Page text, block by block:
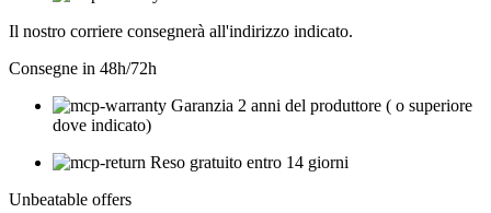
Il nostro corriere consegnerà all'indirizzo indicato.
Consegne in 48h/72h
Garanzia 2 anni del produttore ( o superiore
dove indicato)
Reso gratuito entro 14 giorni
Unbeatable offers